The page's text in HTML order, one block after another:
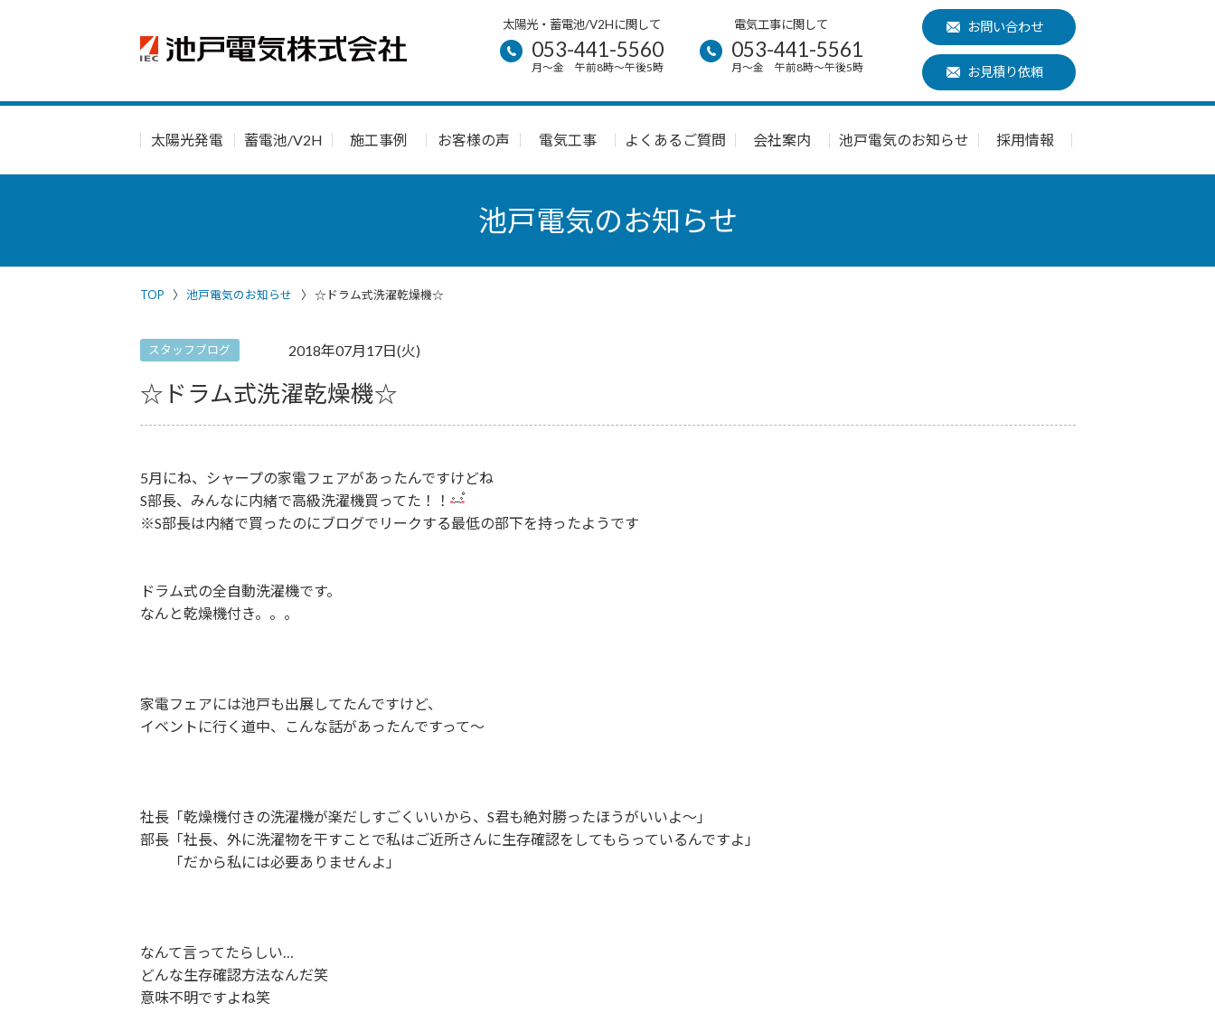
お問い合わせ
お見積り依頼
電気工事に関して
053-441-5561
月～金 午前8時～午後5時
太陽光・蓄電池/V2Hに関して
053-441-5560
月～金 午前8時～午後5時
太陽光発電 蓄電池/V2H 施工事例 お客様の声 電気工事 よくあるご質問 会社案内 池戸電気のお知らせ 採用情報
池戸電気のお知らせ
TOP 池戸電気のお知らせ ☆ドラム式洗濯乾燥機☆
スタッフブログ 2018年07月17日(火)
☆ドラム式洗濯乾燥機☆
5月にね、シャープの家電フェアがあったんですけどね
S部長、みんなに内緒で高級洗濯機買ってた！！
※S部長は内緒で買ったのにブログでリークする最低の部下を持ったようです
ドラム式の全自動洗濯機です。
なんと乾燥機付き。。。
家電フェアには池戸も出展してたんですけど、
イベントに行く道中、こんな話があったんですって～
社長「乾燥機付きの洗濯機が楽だしすごくいいから、S君も絶対勝ったほうがいいよ～」
部長「社長、外に洗濯物を干すことで私はご近所さんに生存確認をしてもらっているんですよ」
「だから私には必要ありませんよ」
なんて言ってたらしい…
どんな生存確認方法なんだ笑
意味不明ですよね笑